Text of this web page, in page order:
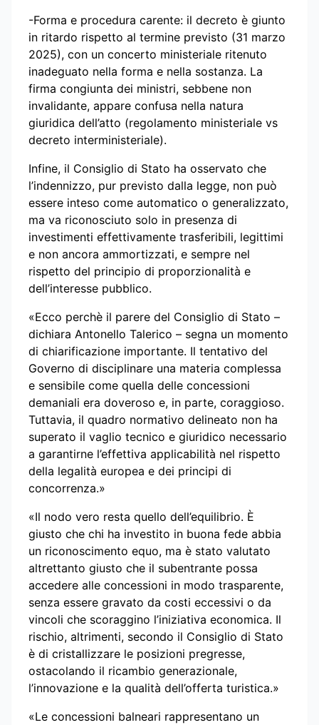
-Forma e procedura carente: il decreto è giunto
in ritardo rispetto al termine previsto (31 marzo
2025), con un concerto ministeriale ritenuto
inadeguato nella forma e nella sostanza. La
firma congiunta dei ministri, sebbene non
invalidante, appare confusa nella natura
giuridica dell’atto (regolamento ministeriale vs
decreto interministeriale).
Infine, il Consiglio di Stato ha osservato che
l’indennizzo, pur previsto dalla legge, non può
essere inteso come automatico o generalizzato,
ma va riconosciuto solo in presenza di
investimenti effettivamente trasferibili, legittimi
e non ancora ammortizzati, e sempre nel
rispetto del principio di proporzionalità e
dell’interesse pubblico.
«Ecco perchè il parere del Consiglio di Stato –
dichiara Antonello Talerico – segna un momento
di chiarificazione importante. Il tentativo del
Governo di disciplinare una materia complessa
e sensibile come quella delle concessioni
demaniali era doveroso e, in parte, coraggioso.
Tuttavia, il quadro normativo delineato non ha
superato il vaglio tecnico e giuridico necessario
a garantirne l’effettiva applicabilità nel rispetto
della legalità europea e dei principi di
concorrenza.»
«Il nodo vero resta quello dell’equilibrio. È
giusto che chi ha investito in buona fede abbia
un riconoscimento equo, ma è stato valutato
altrettanto giusto che il subentrante possa
accedere alle concessioni in modo trasparente,
senza essere gravato da costi eccessivi o da
vincoli che scoraggino l’iniziativa economica. Il
rischio, altrimenti, secondo il Consiglio di Stato
è di cristallizzare le posizioni pregresse,
ostacolando il ricambio generazionale,
l’innovazione e la qualità dell’offerta turistica.»
«Le concessioni balneari rappresentano un